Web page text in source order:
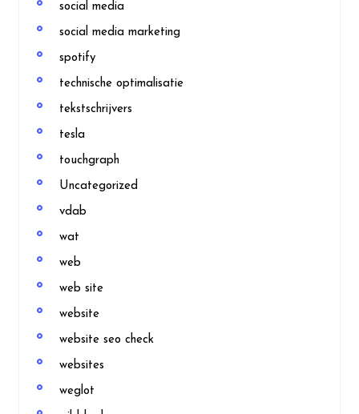
social media
social media marketing
spotify
technische optimalisatie
tekstschrijvers
tesla
touchgraph
Uncategorized
vdab
wat
web
web site
website
website seo check
websites
weglot